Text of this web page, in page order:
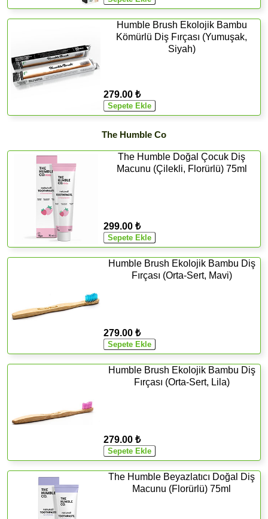
Humble Brush Ekolojik Bambu
Kömürlü Diş Fırçası (Yumuşak,
Siyah)
279.00 ₺
The Humble Co
The Humble Doğal Çocuk Diş
Macunu (Çilekli, Florürlü) 75ml
299.00 ₺
Humble Brush Ekolojik Bambu Diş
Fırçası (Orta-Sert, Mavi)
279.00 ₺
Humble Brush Ekolojik Bambu Diş
Fırçası (Orta-Sert, Lila)
279.00 ₺
The Humble Beyazlatıcı Doğal Diş
Macunu (Florürlü) 75ml